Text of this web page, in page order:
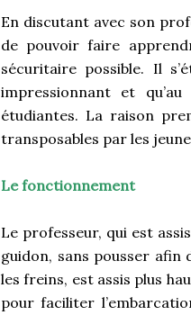
En discutant avec son
de pouvoir faire
sécuritaire possible. Il
impressionnant et
étudiantes. La raison
transposables par les
Le fonctionnement
Le professeur, qui est
guidon, sans pousser afin
les freins, est assis plus
pour faciliter